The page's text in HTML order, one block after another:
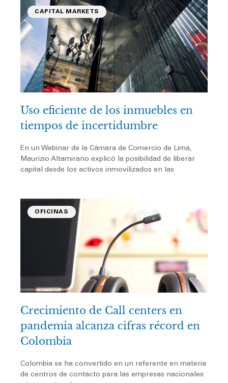
CAPITAL MARKETS
Uso eficiente de los inmuebles en
tiempos de incertidumbre
En un Webinar de la Cámara de Comercio de Lima,
Maurizio Altamirano explicó la posibilidad de liberar
capital desde los activos inmovilizados en las
OFICINAS
Crecimiento de Call centers en
pandemia alcanza cifras récord en
Colombia
Colombia se ha convertido en un referente en materia
de centros de contacto para las empresas nacionales